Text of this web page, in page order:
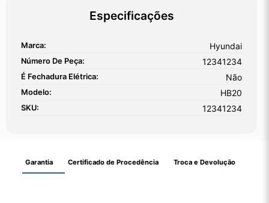
Especificações
Marca: Hyundai
Número De Peça: 12341234
É Fechadura Elétrica: Não
Modelo: HB20
SKU: 12341234
Garantia Certificado de Procedência Troca e Devolução